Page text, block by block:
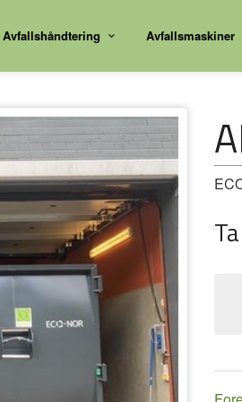
Avfallshåndtering Avfallsmaskiner